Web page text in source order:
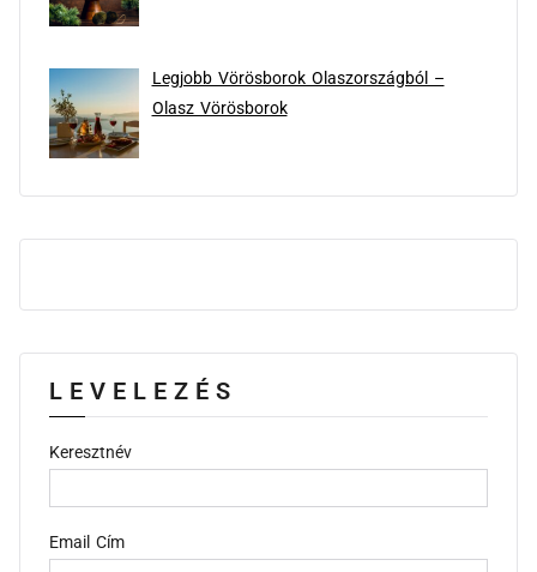
Legjobb Vörösborok Olaszországból –
Olasz Vörösborok
LEVELEZÉS
Keresztnév
Email Cím